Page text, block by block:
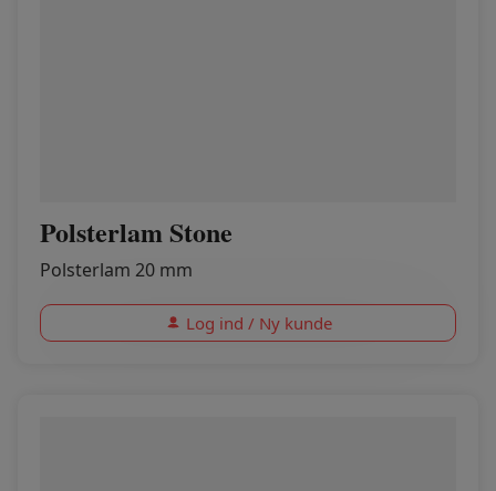
Polsterlam Stone
Polsterlam 20 mm
Log ind / Ny kunde